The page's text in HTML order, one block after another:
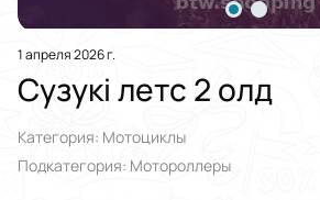
1 апреля 2026 г.
Сузукі летс 2 олд
Категория: Мотоциклы
Подкатегория: Мотороллеры